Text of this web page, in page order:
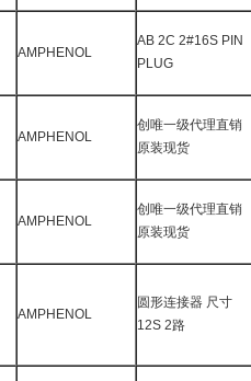
AMPHENOL
AB 2C 2#16S PIN
PLUG
AMPHENOL
创唯一级代理直销
原装现货
AMPHENOL
创唯一级代理直销
原装现货
AMPHENOL
圆形连接器 尺寸
12S 2路